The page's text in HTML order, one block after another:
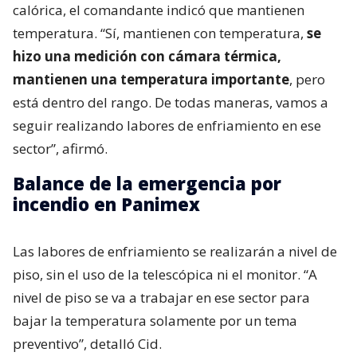
calórica, el comandante indicó que mantienen
temperatura. “Sí, mantienen con temperatura, se
hizo una medición con cámara térmica,
mantienen una temperatura importante, pero
está dentro del rango. De todas maneras, vamos a
seguir realizando labores de enfriamiento en ese
sector”, afirmó.
Balance de la emergencia por
incendio en Panimex
Las labores de enfriamiento se realizarán a nivel de
piso, sin el uso de la telescópica ni el monitor. “A
nivel de piso se va a trabajar en ese sector para
bajar la temperatura solamente por un tema
preventivo”, detalló Cid.